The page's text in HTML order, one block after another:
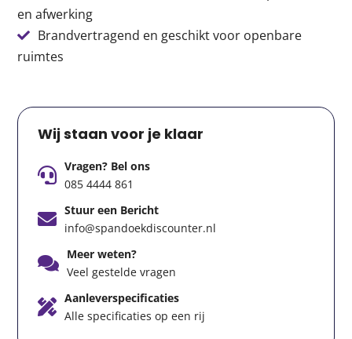
en afwerking
Brandvertragend en geschikt voor openbare
ruimtes
Wij staan voor je klaar
Vragen? Bel ons
085 4444 861
Stuur een Bericht
info@spandoekdiscounter.nl
Meer weten?
Veel gestelde vragen
Aanleverspecificaties
Alle specificaties op een rij